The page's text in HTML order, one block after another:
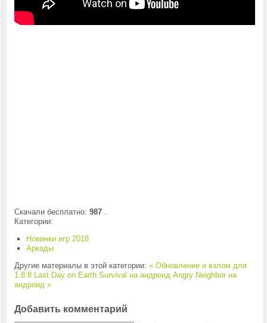
Скачали бесплатно: 987.
Категории:
Новинки игр 2018
Аркады
Другие материалы в этой категории: « Обновление и взлом для
1.8.8 Last Day on Earth Survival на андроид Angry Neighbor на
андроид »
Добавить комментарий